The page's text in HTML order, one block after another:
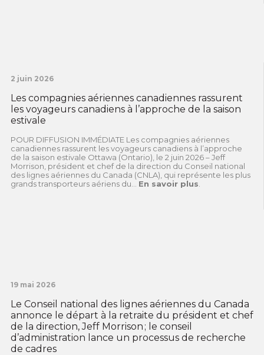
2 juin 2026
Les compagnies aériennes canadiennes rassurent
les voyageurs canadiens à l’approche de la saison
estivale
POUR DIFFUSION IMMÉDIATE Les compagnies aériennes
canadiennes rassurent les voyageurs canadiens à l’approche
de la saison estivale Ottawa (Ontario), le 2 juin 2026 – Jeff
Morrison, président et chef de la direction du Conseil national
des lignes aériennes du Canada (CNLA), qui représente les plus
grands transporteurs aériens du... En savoir plus
19 mai 2026
Le Conseil national des lignes aériennes du Canada
annonce le départ à la retraite du président et chef
de la direction, Jeff Morrison ; le conseil
d’administration lance un processus de recherche
de cadres